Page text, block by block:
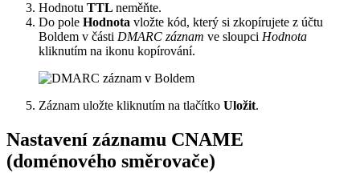
Hodnotu TTL neměňte.
Do pole Hodnota vložte kód, který si zkopírujete z účtu
Boldem v části DMARC záznam ve sloupci Hodnota
kliknutím na ikonu kopírování.
Záznam uložte kliknutím na tlačítko Uložit.
Nastavení záznamu CNAME
(doménového směrovače)